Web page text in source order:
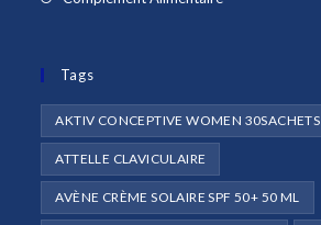
onglet
Tags
AKTIV CONCEPTIVE WOMEN 30SACHETS
ATTELLE CLAVICULAIRE
AVÈNE CRÈME SOLAIRE SPF 50+ 50 ML